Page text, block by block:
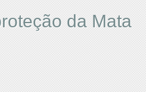
da Mata